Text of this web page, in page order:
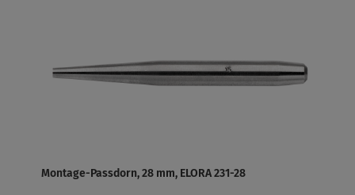
Montage-Passdorn, 28 mm, ELORA 231-28